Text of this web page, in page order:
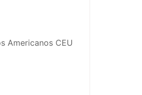
Americanos CEU